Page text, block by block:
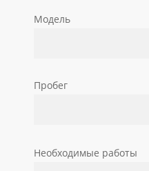
Модель
Пробег
Необходимые работы